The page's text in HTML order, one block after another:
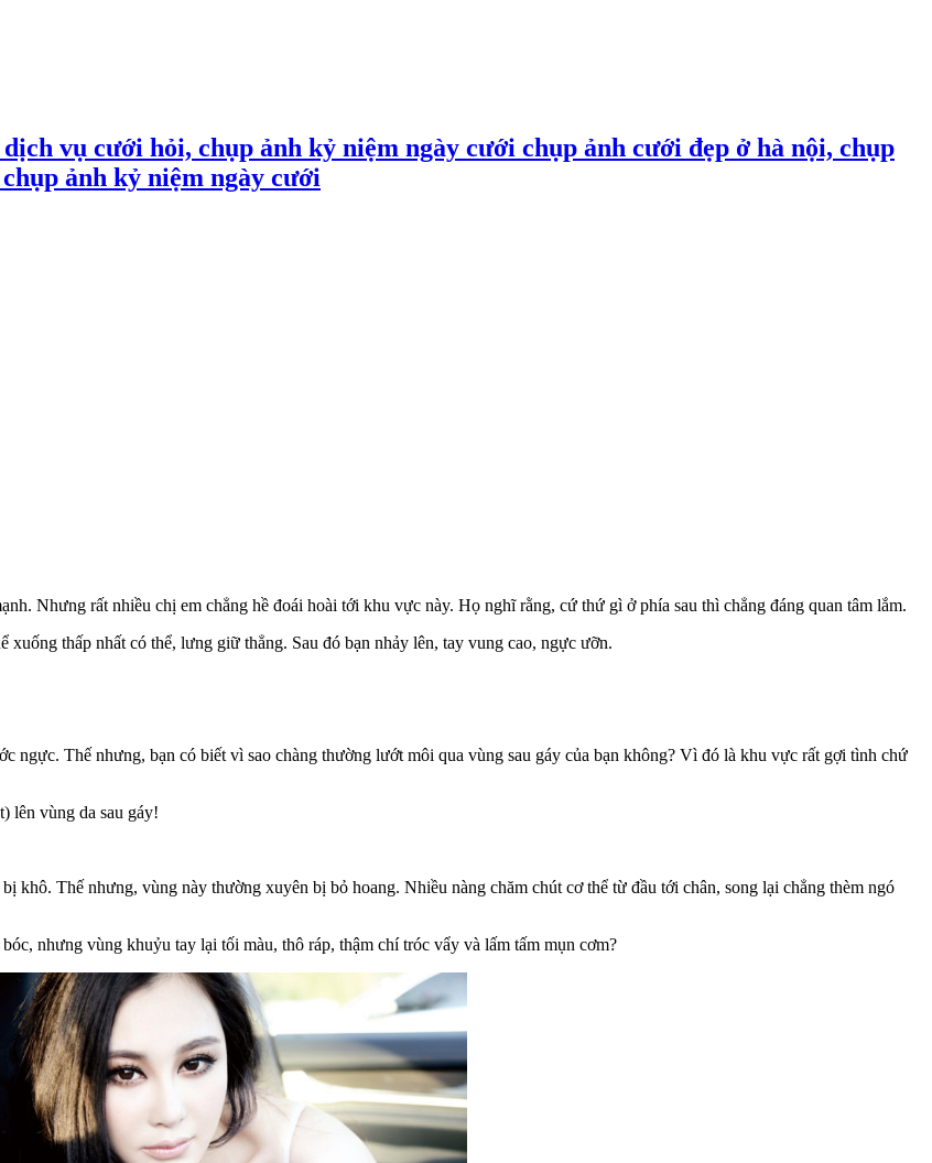
vụ cưới hỏi, chụp ảnh kỷ niệm ngày cưới chụp ảnh cưới đẹp ở hà nội, chụp
ảnh kỷ niệm ngày cưới
Nhưng rất nhiều chị em chẳng hề đoái hoài tới khu vực này. Họ nghĩ rằng, cứ thứ gì ở phía sau thì chẳng đáng quan tâm lắm.
thấp nhất có thể, lưng giữ thẳng. Sau đó bạn nhảy lên, tay vung cao, ngực ưỡn.
ngực. Thế nhưng, bạn có biết vì sao chàng thường lướt môi qua vùng sau gáy của bạn không? Vì đó là khu vực rất gợi tình chứ
lên vùng da sau gáy!
khô. Thế nhưng, vùng này thường xuyên bị bỏ hoang. Nhiều nàng chăm chút cơ thể từ đầu tới chân, song lại chẳng thèm ngó
nhưng vùng khuỷu tay lại tối màu, thô ráp, thậm chí tróc vẩy và lấm tấm mụn cơm?